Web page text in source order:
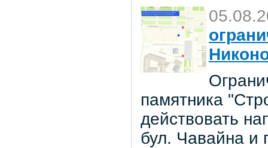
памятника
действовать
бул. Чавайна и